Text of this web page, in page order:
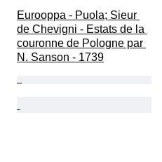
Eurooppa - Puola; Sieur
de Chevigni - Estats de la
couronne de Pologne par
N. Sanson - 1739